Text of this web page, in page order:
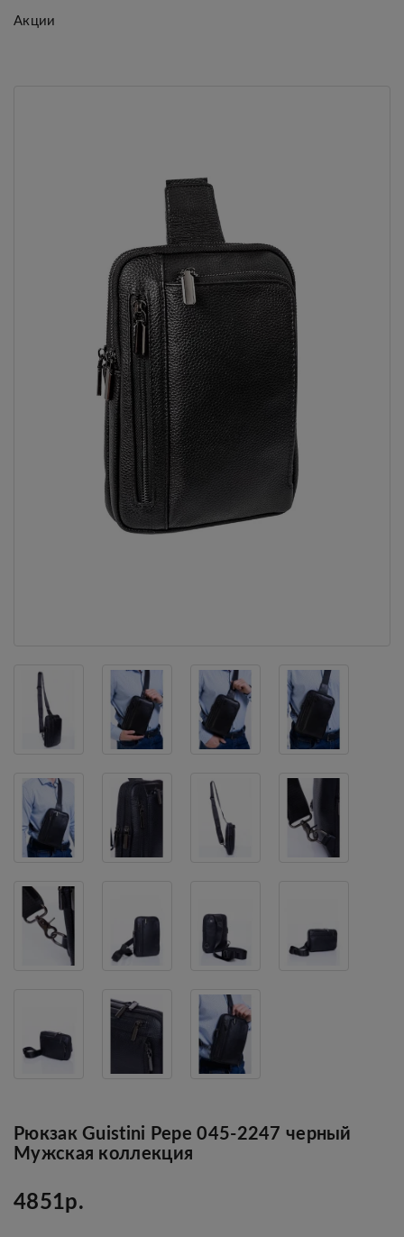
Акции
Рюкзак Guistini Pepe 045-2247 черный
Мужская коллекция
4851р.